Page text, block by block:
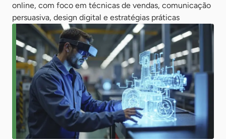
online, com foco em técnicas de vendas, comunicação
persuasiva, design digital e estratégias práticas